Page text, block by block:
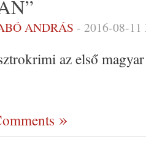
ANDRÁS - 2016-08-11
az első